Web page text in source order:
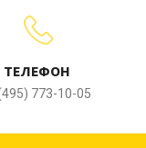
ТЕЛЕФОН
773-10-05